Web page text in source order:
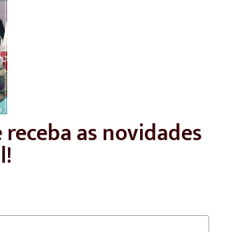
receba as novidades